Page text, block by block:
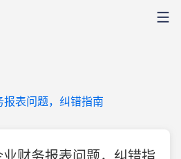
表问题，纠错指南